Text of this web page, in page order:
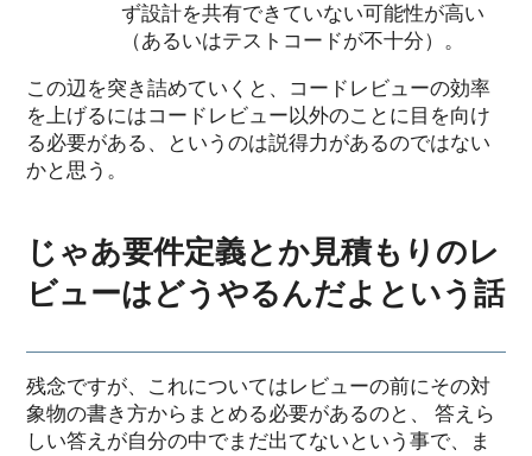
ず設計を共有できていない可能性が高い
（あるいはテストコードが不十分）。
この辺を突き詰めていくと、コードレビューの効率
を上げるにはコードレビュー以外のことに目を向け
る必要がある、というのは説得力があるのではない
かと思う。
じゃあ要件定義とか見積もりのレ
ビューはどうやるんだよという話
残念ですが、これについてはレビューの前にその対
象物の書き方からまとめる必要があるのと、 答えら
しい答えが自分の中でまだ出てないという事で、ま